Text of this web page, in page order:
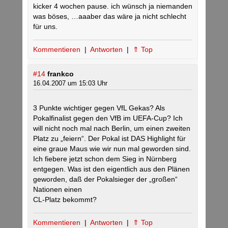
kicker 4 wochen pause. ich wünsch ja niemanden
was böses, …aaaber das wäre ja nicht schlecht
für uns.
Kommentieren | Antworten | ⇑ Top
#14 frankco
16.04.2007 um 15:03 Uhr
3 Punkte wichtiger gegen VfL Gekas? Als
Pokalfinalist gegen den VfB im UEFA-Cup? Ich
will nicht noch mal nach Berlin, um einen zweiten
Platz zu „feiern“. Der Pokal ist DAS Highlight für
eine graue Maus wie wir nun mal geworden sind.
Ich fiebere jetzt schon dem Sieg in Nürnberg
entgegen. Was ist den eigentlich aus den Plänen
geworden, daß der Pokalsieger der „großen“
Nationen einen
CL-Platz bekommt?
Kommentieren | Antworten | ⇑ Top